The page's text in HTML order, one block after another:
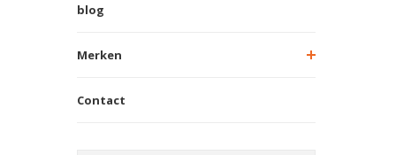
blog
Merken
Contact